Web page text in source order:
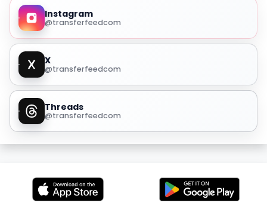
Instagram
@transferfeedcom
X
@transferfeedcom
Threads
@transferfeedcom